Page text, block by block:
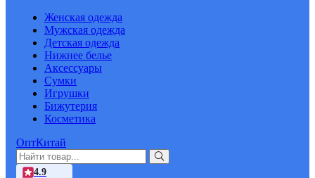
Женская одежда
Мужская одежда
Детская одежда
Нижнее белье
Аксессуары
Сумки
Игрушки
Бижутерия
Косметика
ОптКитай
4.9